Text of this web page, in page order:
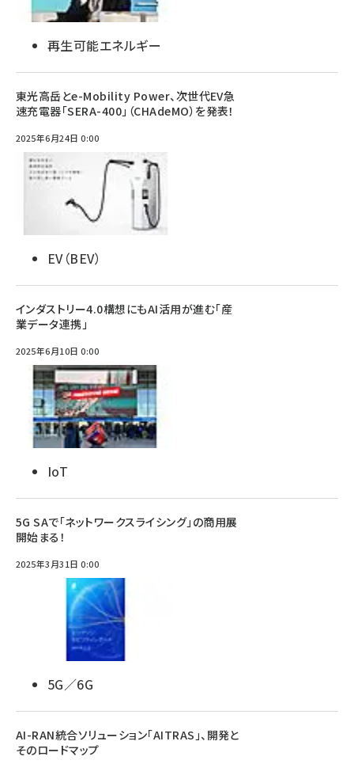
再生可能エネルギー
東光高岳とe-Mobility Power、次世代EV急
速充電器「SERA-400」（CHAdeMO）を発表！
2025年6月24日 0:00
EV（BEV）
インダストリー4.0構想にもAI活用が進む「産
業データ連携」
2025年6月10日 0:00
IoT
5G SAで「ネットワークスライシング」の商用展
開始まる！
2025年3月31日 0:00
5G／6G
AI-RAN統合ソリューション「AITRAS」、開発と
そのロードマップ